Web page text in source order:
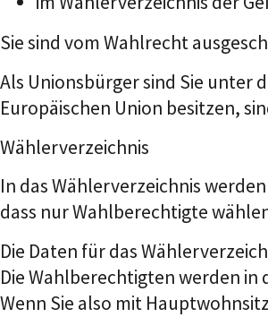
Sie sind vom Wahlrecht
Als Unionsbürger sind Sie unter
Europäischen Union besitzen,
Wählerverzeichnis
In das Wählerverzeichnis
dass nur Wahlberechtigte
Die Daten für das
Die Wahlberechtigten werden in
Wenn Sie also mit